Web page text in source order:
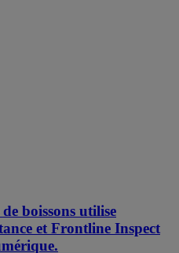
boissons utilise
et Frontline Inspect